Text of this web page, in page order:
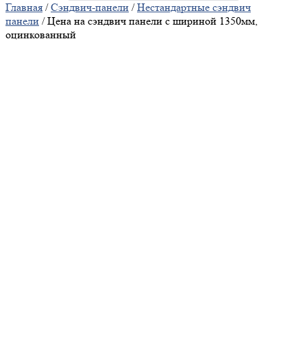
Главная /Сэндвич-панели /Нестандартные сэндвич
панели / Цена на сэндвич панели с шириной 1350мм,
оцинкованный